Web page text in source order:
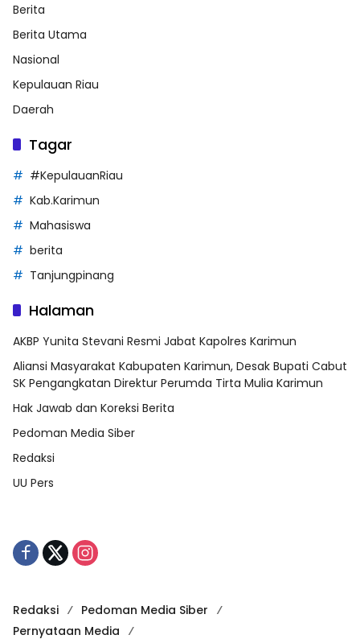
Berita
Berita Utama
Nasional
Kepulauan Riau
Daerah
Tagar
#KepulauanRiau
Kab.Karimun
Mahasiswa
berita
Tanjungpinang
Halaman
AKBP Yunita Stevani Resmi Jabat Kapolres Karimun
Aliansi Masyarakat Kabupaten Karimun, Desak Bupati Cabut
SK Pengangkatan Direktur Perumda Tirta Mulia Karimun
Hak Jawab dan Koreksi Berita
Pedoman Media Siber
Redaksi
UU Pers
Redaksi
Pedoman Media Siber
Pernyataan Media